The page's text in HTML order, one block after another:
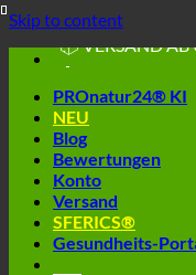
Skip to content
🔆 GESUND.
📦 VERSAND AB
🔖 KAUF AUF
PROnatur24® KI
NEU
Blog
Bewertungen
Konto
Versand
SFERICS®
Gesundheits-